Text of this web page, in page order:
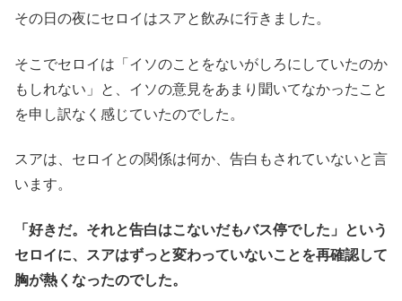
その日の夜にセロイはスアと飲みに行きました。
そこでセロイは「イソのことをないがしろにしていたのか
もしれない」と、イソの意見をあまり聞いてなかったこと
を申し訳なく感じていたのでした。
スアは、セロイとの関係は何か、告白もされていないと言
います。
「好きだ。それと告白はこないだもバス停でした」という
セロイに、スアはずっと変わっていないことを再確認して
胸が熱くなったのでした。